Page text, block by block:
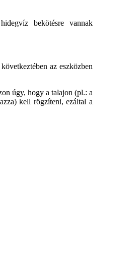
bekötésre vannak
az eszközben
úgy, hogy a talajon (pl.: a
kell rögzíteni, ezáltal a